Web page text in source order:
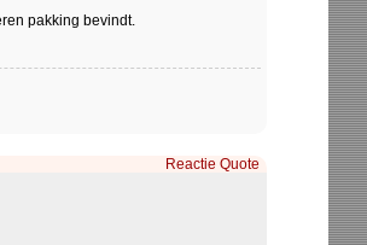
pakking bevindt.
Reactie Quote